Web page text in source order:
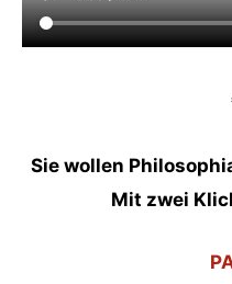
Sie wollen
Mit zwei